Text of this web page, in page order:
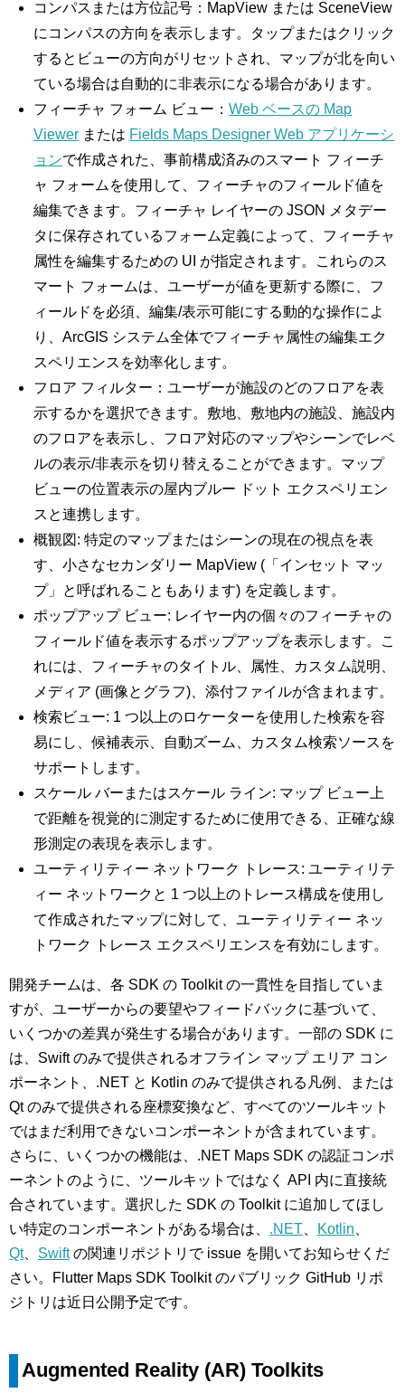
コンパスまたは方位記号：MapView または SceneView
にコンパスの方向を表示します。タップまたはクリック
するとビューの方向がリセットされ、マップが北を向い
ている場合は自動的に非表示になる場合があります。
フィーチャ フォーム ビュー：Web ベースの Map
Viewer または Fields Maps Designer Web アプリケーシ
ョンで作成された、事前構成済みのスマート フィーチ
ャ フォームを使用して、フィーチャのフィールド値を
編集できます。フィーチャ レイヤーの JSON メタデー
タに保存されているフォーム定義によって、フィーチャ
属性を編集するための UI が指定されます。これらのス
マート フォームは、ユーザーが値を更新する際に、フ
ィールドを必須、編集/表示可能にする動的な操作によ
り、ArcGIS システム全体でフィーチャ属性の編集エク
スペリエンスを効率化します。
フロア フィルター：ユーザーが施設のどのフロアを表
示するかを選択できます。敷地、敷地内の施設、施設内
のフロアを表示し、フロア対応のマップやシーンでレベ
ルの表示/非表示を切り替えることができます。マップ
ビューの位置表示の屋内ブルー ドット エクスペリエン
スと連携します。
概観図: 特定のマップまたはシーンの現在の視点を表
す、小さなセカンダリー MapView (「インセット マッ
プ」と呼ばれることもあります) を定義します。
ポップアップ ビュー: レイヤー内の個々のフィーチャの
フィールド値を表示するポップアップを表示します。こ
れには、フィーチャのタイトル、属性、カスタム説明、
メディア (画像とグラフ)、添付ファイルが含まれます。
検索ビュー: 1 つ以上のロケーターを使用した検索を容
易にし、候補表示、自動ズーム、カスタム検索ソースを
サポートします。
スケール バーまたはスケール ライン: マップ ビュー上
で距離を視覚的に測定するために使用できる、正確な線
形測定の表現を表示します。
ユーティリティー ネットワーク トレース: ユーティリテ
ィー ネットワークと 1 つ以上のトレース構成を使用し
て作成されたマップに対して、ユーティリティー ネッ
トワーク トレース エクスペリエンスを有効にします。
開発チームは、各 SDK の Toolkit の一貫性を目指していま
すが、ユーザーからの要望やフィードバックに基づいて、
いくつかの差異が発生する場合があります。一部の SDK に
は、Swift のみで提供されるオフライン マップ エリア コン
ポーネント、.NET と Kotlin のみで提供される凡例、または
Qt のみで提供される座標変換など、すべてのツールキット
ではまだ利用できないコンポーネントが含まれています。
さらに、いくつかの機能は、.NET Maps SDK の認証コンポ
ーネントのように、ツールキットではなく API 内に直接統
合されています。選択した SDK の Toolkit に追加してほし
い特定のコンポーネントがある場合は、 .NET Kotlin
Qt、 Swiftの関連リポジトリで issue を開いてお知らせくだ
さい。Flutter Maps SDK Toolkit のパブリック GitHub リポ
ジトリは近日公開予定です。
Augmented Reality (AR) Toolkits